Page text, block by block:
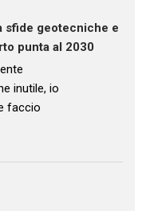
sfide geotecniche e
punta al 2030
inutile, io
faccio